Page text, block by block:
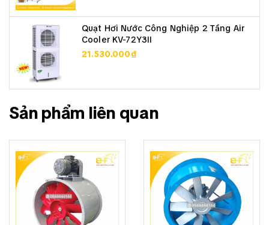
Quạt Hơi Nước Công Nghiệp 2 Tầng Air
Cooler KV-72Y3II
21.530.000₫
Sản phẩm liên quan